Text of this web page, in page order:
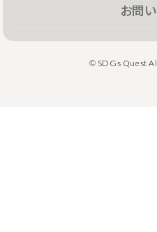
お問
© SDGs Quest